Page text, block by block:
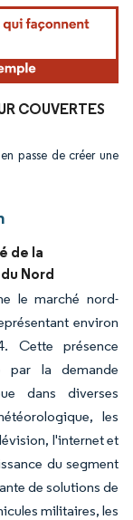
attribution sous CC BY
COUVERTES
passe de créer une
de la
Nord
le marché nord-
environ
Cette présence
par la demande
dans diverses
les
l'internet et
du segment
de solutions de
militaires, les